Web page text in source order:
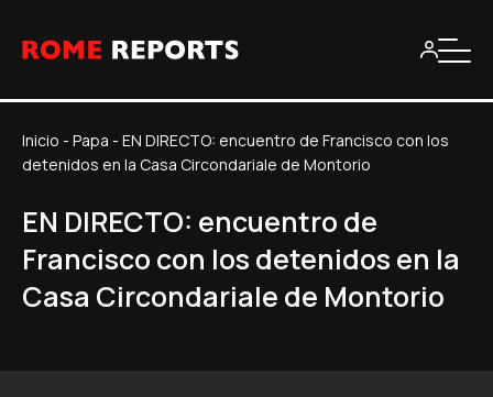
Inicio - Papa - EN DIRECTO: encuentro de Francisco con los
detenidos en la Casa Circondariale de Montorio
EN DIRECTO: encuentro de
Francisco con los detenidos en la
Casa Circondariale de Montorio